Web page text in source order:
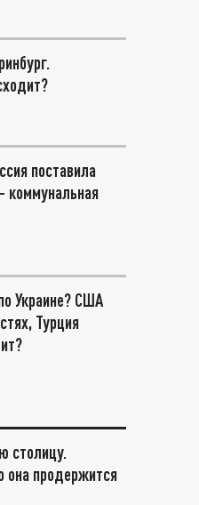
поставила
коммунальная
Украине? США
Турция
столицу.
она продержится